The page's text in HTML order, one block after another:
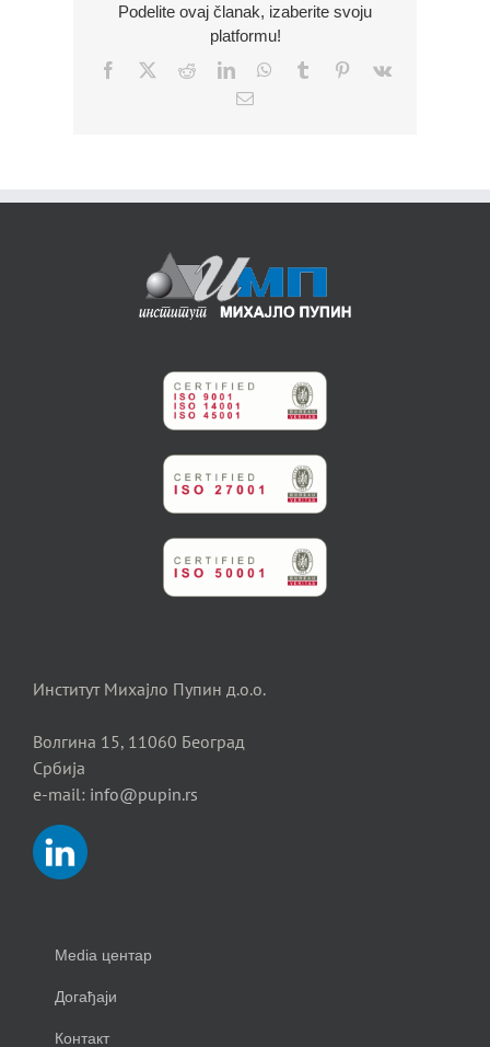
Podelite ovaj članak, izaberite svoju
platformu!
Facebook RedditLinkedInWhatsApp
Tumblr Pinterest
Vk
Email
Институт Михајло Пупин д.о.о.
Волгина 15, 11060 Београд
Србија
e-mail: info@pupin.rs
Media центар
Догађаји
Контакт